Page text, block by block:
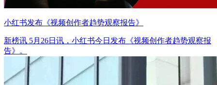
小红书发布《视频创作者趋势观察报告》
新榜讯 5月26日讯，小红书今日发布《视频创作者趋势观察报
告》。